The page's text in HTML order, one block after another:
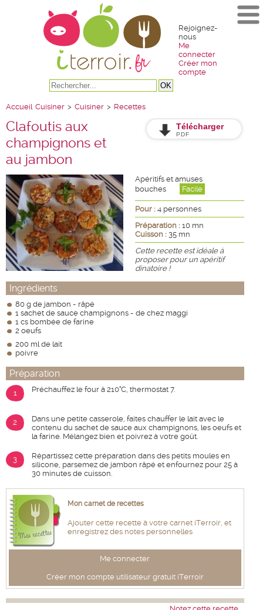
Rejoignez-
nous
Me
connecter
Créer mon
compte
Accueil Cuisiner > Cuisiner > Recettes
Clafoutis aux
champignons et
au jambon
Télécharger
PDF
Apéritifs et amuses
bouches
Facile
Pour : 4 personnes
Préparation : 10 mn
Cuisson : 35 mn
Cette recette est idéale à
proposer pour un apéritif
dinatoire !
Ingrédients
80 g de jambon - râpé
1 sachet de sauce champignons - de chez maggi
1 cs bombée de farine
2 oeufs
200 ml de lait
poivre
Préparation
1 Préchauffez le four à 210°C, thermostat 7.
2
Dans une petite casserole, faites chauffer le lait avec le
contenu du sachet de sauce aux champignons, les oeufs et
la farine. Mélangez bien et poivrez à votre goût.
3
Répartissez cette préparation dans des petits moules en
silicone, parsemez de jambon râpé et enfournez pour 25 à
30 minutes de cuisson.
Mon carnet de recettes
Ajouter cette recette à votre carnet iTerroir, et
enregistrez des notes personnelles
Me connecter
Créer mon compte utilisateur gratuit iTerroir